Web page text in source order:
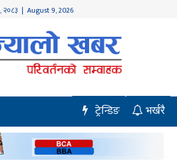
, २०८३ | August 9, 2026
भर्खरै
ट्रेन्डिङ